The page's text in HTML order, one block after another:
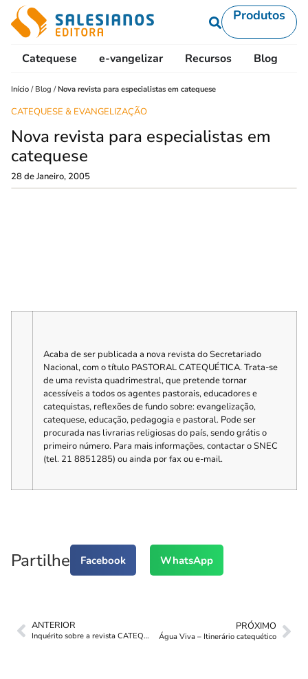
Produtos
Catequese e-vangelizar Recursos Blog
Início / Blog /Nova revista para especialistas em catequese
CATEQUESE & EVANGELIZAÇÃO
Nova revista para especialistas em
catequese
28 de Janeiro, 2005
Acaba de ser publicada a nova revista do Secretariado
Nacional, com o título PASTORAL CATEQUÉTICA. Trata-se
de uma revista quadrimestral, que pretende tornar
acessíveis a todos os agentes pastorais, educadores e
catequistas, reflexões de fundo sobre: evangelização,
catequese, educação, pedagogia e pastoral. Pode ser
procurada nas livrarias religiosas do país, sendo grátis o
primeiro número. Para mais informações, contactar o SNEC
(tel. 21 8851285) ou ainda por fax ou e-mail.
Partilhe Facebook WhatsApp
ANTERIOR
Inquérito sobre a revista CATEQUISTAS
PRÓXIMO
Água Viva – Itinerário catequético